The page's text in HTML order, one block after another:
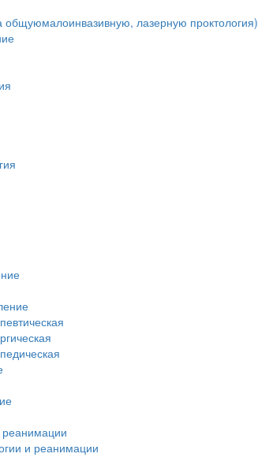
общуюмалоинвазивную, лазерную проктология)
реанимации
и реанимации